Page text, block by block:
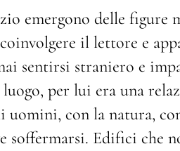
emergono delle figure
il lettore e
sentirsi straniero e
per lui era una
uomini, con la natura,
soffermarsi. Edifici che